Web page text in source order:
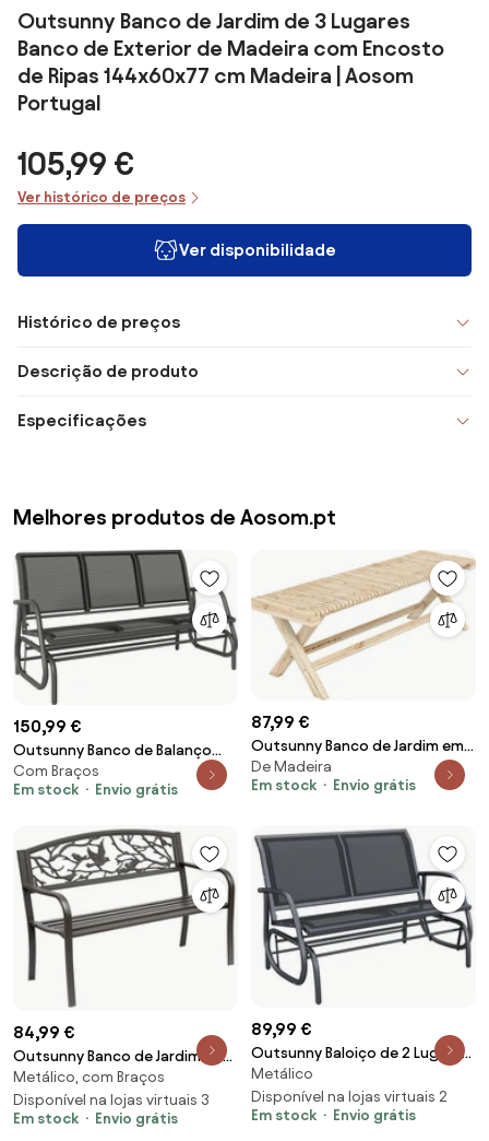
Outsunny Banco de Jardim de 3 Lugares
Banco de Exterior de Madeira com Encosto
de Ripas 144x60x77 cm Madeira | Aosom
Portugal
105,99 €
Ver histórico de preços
Ver disponibilidade
Histórico de preços
Descrição de produto
Especificações
Melhores produtos de Aosom.pt
150,99 €
Outsunny Banco de Balanço
para Jardim de 3 Lugares Banco
de Baloiço com Apoios de
151x75x85 cm Preto | Aosom
Portugal
Com Braços
Em stock
Envio grátis
87,99 €
Outsunny Banco de Jardim em
madeira maciça, Banqueta de
Jardim com Assento em Ripas
cm, Madeira Natural | Aosom
Portugal
De Madeira
Em stock
Envio grátis
84,99 €
Outsunny Banco de Jardim de
Aço Banco de Exterior com
Apoio para os Braços e Encosto
Decorativo 127x60x85 cm
Metálico, com Braços
Disponível na lojas virtuais 3
Em stock
Envio grátis
89,99 €
Outsunny Baloiço de 2 Lugares
com Tubo de Metal e Tecido de
Textilene para Exteriores Carga
Máx. 200 kg 120x70x85 cm
Metálico
Disponível na lojas virtuais 2
Em stock
Envio grátis